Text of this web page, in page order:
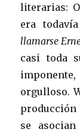
literarias:
era
llamarse
casi toda
orgulloso.
producción
se